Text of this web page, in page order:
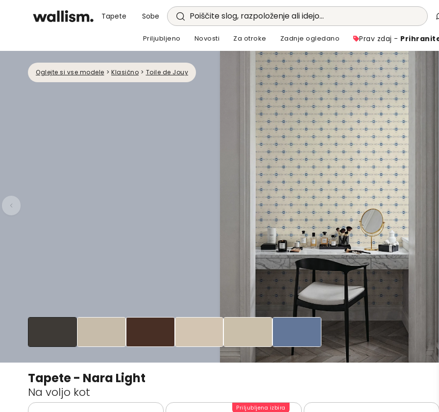
Tapete Sobe Poiščite slog, razpoloženje ali idejo...
Priljubljeno Novosti Za otroke Zadnje ogledano Prav zdaj -
Oglejte si vse modele > Klasično > Toile de Jouy
Tapete - Nara Light
Na voljo kot
Priljubljena izbira